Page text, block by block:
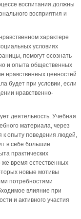
воспитания должны
восприятия и
характере
условиях
помогут осознать
и опыта общественных
нравственных ценностей
будет при условии, если
нравственно-
деятельность. Учебная
материала, через
к опыту поведения людей,
в себе большие
практических
время естественных
новые мотивы
потребностями
влияние при
и активного участия